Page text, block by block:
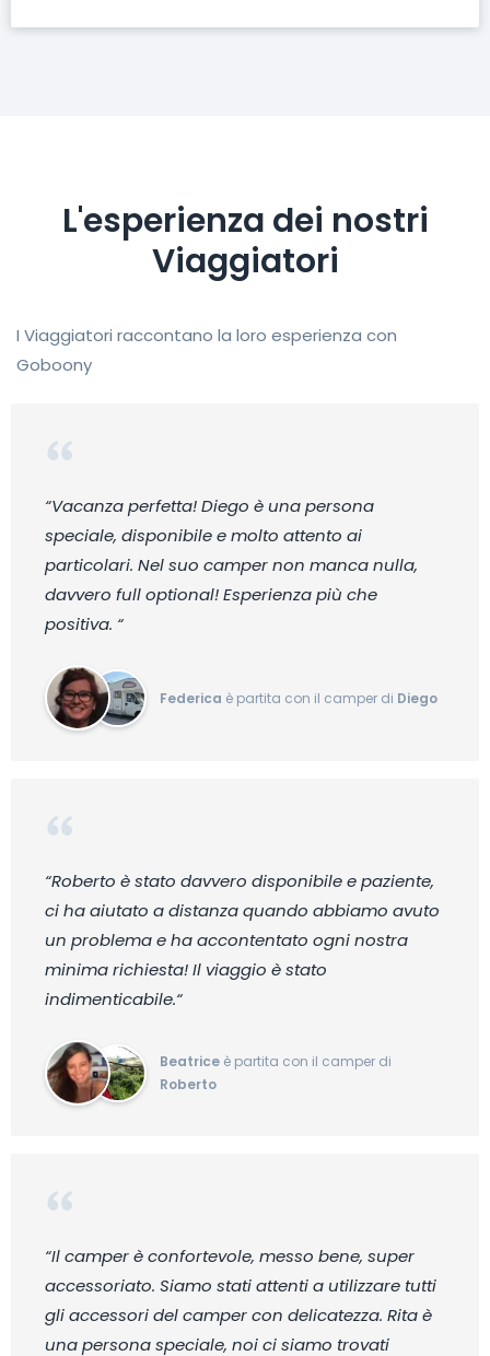
L'esperienza dei nostri
Viaggiatori
I Viaggiatori raccontano la loro esperienza con
Goboony
“Vacanza perfetta! Diego è una persona
speciale, disponibile e molto attento ai
particolari. Nel suo camper non manca nulla,
davvero full optional! Esperienza più che
positiva. “
Federica è partita con il camper di Diego
“Roberto è stato davvero disponibile e paziente,
ci ha aiutato a distanza quando abbiamo avuto
un problema e ha accontentato ogni nostra
minima richiesta! Il viaggio è stato
indimenticabile.“
Beatrice è partita con il camper di
Roberto
“Il camper è confortevole, messo bene, super
accessoriato. Siamo stati attenti a utilizzare tutti
gli accessori del camper con delicatezza. Rita è
una persona speciale, noi ci siamo trovati